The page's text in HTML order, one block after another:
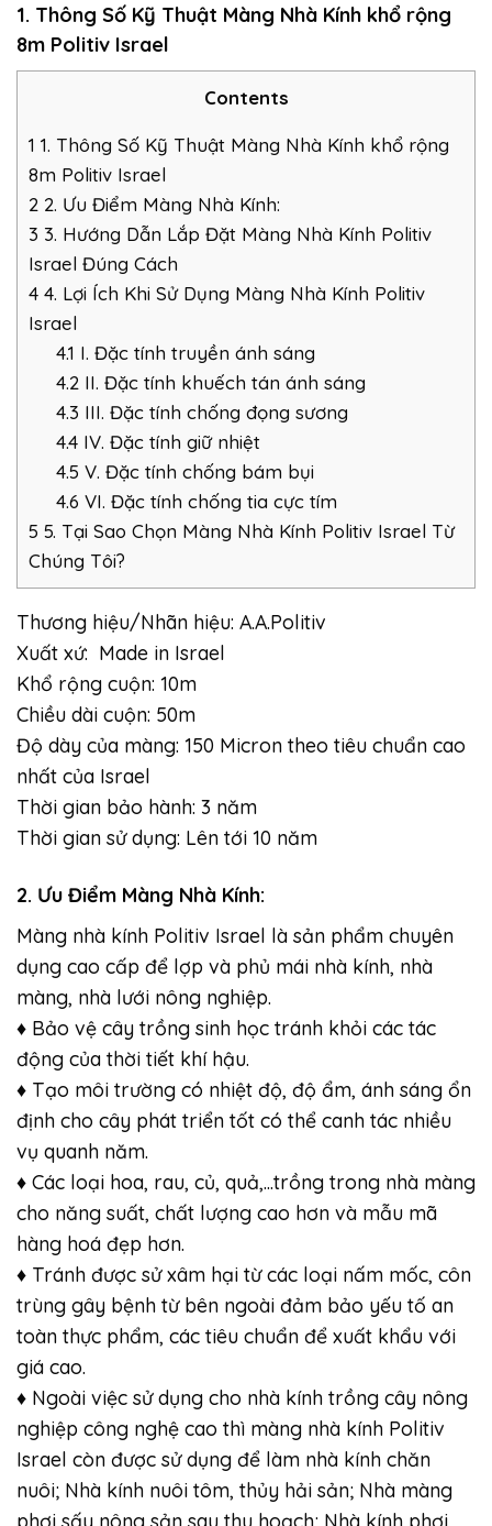
1. Thông Số Kỹ Thuật Màng Nhà Kính khổ rộng
8m Politiv Israel
Contents
1 1. Thông Số Kỹ Thuật Màng Nhà Kính khổ rộng
8m Politiv Israel
2 2. Ưu Điểm Màng Nhà Kính:
3 3. Hướng Dẫn Lắp Đặt Màng Nhà Kính Politiv
Israel Đúng Cách
4 4. Lợi Ích Khi Sử Dụng Màng Nhà Kính Politiv
Israel
4.1 I. Đặc tính truyền ánh sáng
4.2 II. Đặc tính khuếch tán ánh sáng
4.3 III. Đặc tính chống đọng sương
4.4 IV. Đặc tính giữ nhiệt
4.5 V. Đặc tính chống bám bụi
4.6 VI. Đặc tính chống tia cực tím
5 5. Tại Sao Chọn Màng Nhà Kính Politiv Israel Từ
Chúng Tôi?
Thương hiệu/Nhãn hiệu: A.A.Politiv
Xuất xứ: Made in Israel
Khổ rộng cuộn: 10m
Chiều dài cuộn: 50m
Độ dày của màng: 150 Micron theo tiêu chuẩn cao
nhất của Israel
Thời gian bảo hành: 3 năm
Thời gian sử dụng: Lên tới 10 năm
2. Ưu Điểm Màng Nhà Kính:
Màng nhà kính Politiv Israel là sản phẩm chuyên
dụng cao cấp để lợp và phủ mái nhà kính, nhà
màng, nhà lưới nông nghiệp.
♦ Bảo vệ cây trồng sinh học tránh khỏi các tác
động của thời tiết khí hậu.
♦ Tạo môi trường có nhiệt độ, độ ẩm, ánh sáng ổn
định cho cây phát triển tốt có thể canh tác nhiều
vụ quanh năm.
♦ Các loại hoa, rau, củ, quả,…trồng trong nhà màng
cho năng suất, chất lượng cao hơn và mẫu mã
hàng hoá đẹp hơn.
♦ Tránh được sử xâm hại từ các loại nấm mốc, côn
trùng gây bệnh từ bên ngoài đảm bảo yếu tố an
toàn thực phẩm, các tiêu chuẩn để xuất khẩu với
giá cao.
♦ Ngoài việc sử dụng cho nhà kính trồng cây nông
nghiệp công nghệ cao thì màng nhà kính Politiv
Israel còn được sử dụng để làm nhà kính chăn
nuôi; Nhà kính nuôi tôm, thủy hải sản; Nhà màng
phơi sấy nông sản sau thu hoạch; Nhà kính phơi